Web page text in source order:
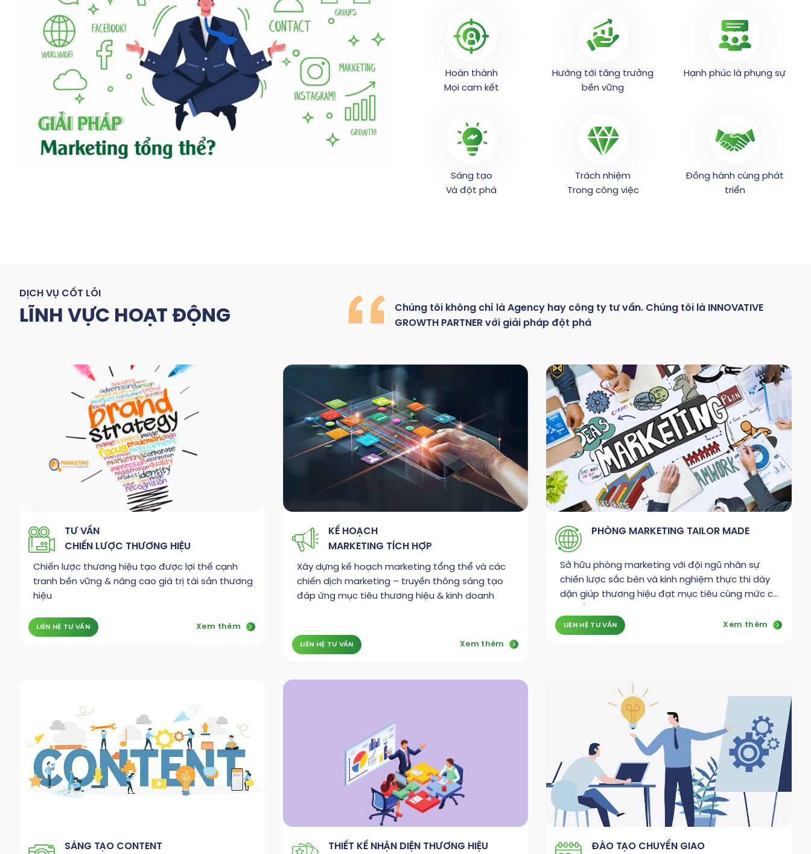
Hoàn thành
Mọi cam kết
Hướng tới tăng trưởng
bền vững
Hạnh phúc là phụng sự
Sáng tạo
Và đột phá
Trách nhiệm
Trong công việc
Đồng hành cùng phát
triển
DỊCH VỤ CỐT LÕI
LĨNH VỰC HOẠT ĐỘNG Chúng tôi không chỉ là Agency hay công ty tư vấn. Chúng tôi là
INNOVATIVE
GROWTH PARTNER với giải pháp đột phá
TƯ VẤN
CHIẾN LƯỢC THƯƠNG HIỆU
Chiến lược thương hiệu tạo được lợi thế cạnh
tranh bền vững & nâng cao giá trị tài sản thương
hiệu
LIÊN HỆ TƯ VẤN Xem thêm
KẾ HOẠCH
MARKETING TÍCH HỢP
Xây dựng kế hoạch marketing tổng thể và các
chiến dịch marketing – truyền thông sáng tạo
đáp ứng mục tiêu thương hiệu & kinh doanh
LIÊN HỆ TƯ VẤN Xem thêm
PHÒNG MARKETING TAILOR MADE
Sở hữu phòng marketing với đội ngũ nhân sự
chiến lược sắc bén và kinh nghiệm thực thi dày
dặn giúp thương hiệu đạt mục tiêu cùng mức chi
LIÊN HỆ TƯ VẤN Xem thêm
SÁNG TẠO CONTENT
THIẾT KẾ NHẬN DIỆN THƯƠNG HIỆU
ĐÀO TẠO CHUYỂN GIAO